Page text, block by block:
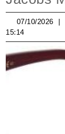
07/10/2026
15:14